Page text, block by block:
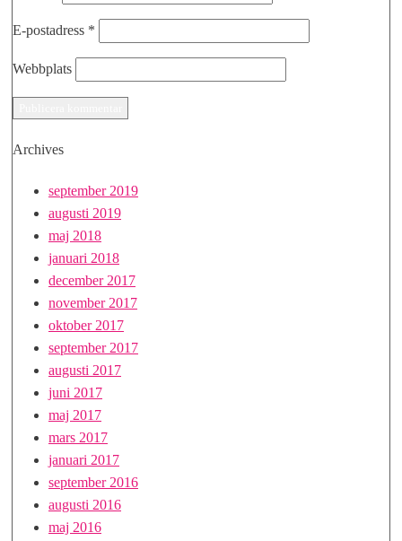
E-postadress *
Webbplats
Archives
september 2019
augusti 2019
maj 2018
januari 2018
december 2017
november 2017
oktober 2017
september 2017
augusti 2017
juni 2017
maj 2017
mars 2017
januari 2017
september 2016
augusti 2016
maj 2016